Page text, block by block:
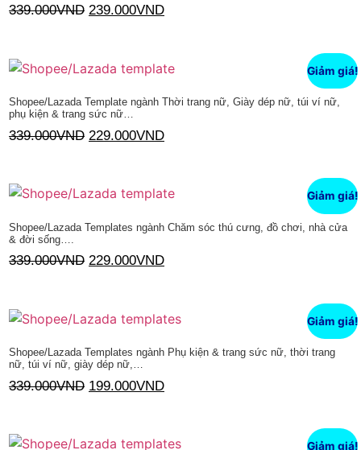
339.000VND 239.000VND
Giảm giá!
Shopee/Lazada Template ngành Thời trang nữ, Giày dép nữ, túi ví nữ,
phụ kiện & trang sức nữ…
339.000VND 229.000VND
Giảm giá!
Shopee/Lazada Templates ngành Chăm sóc thú cưng, đồ chơi, nhà cửa
& đời sống….
339.000VND 229.000VND
Giảm giá!
Shopee/Lazada Templates ngành Phụ kiện & trang sức nữ, thời trang
nữ, túi ví nữ, giày dép nữ,…
339.000VND 199.000VND
Giảm giá!